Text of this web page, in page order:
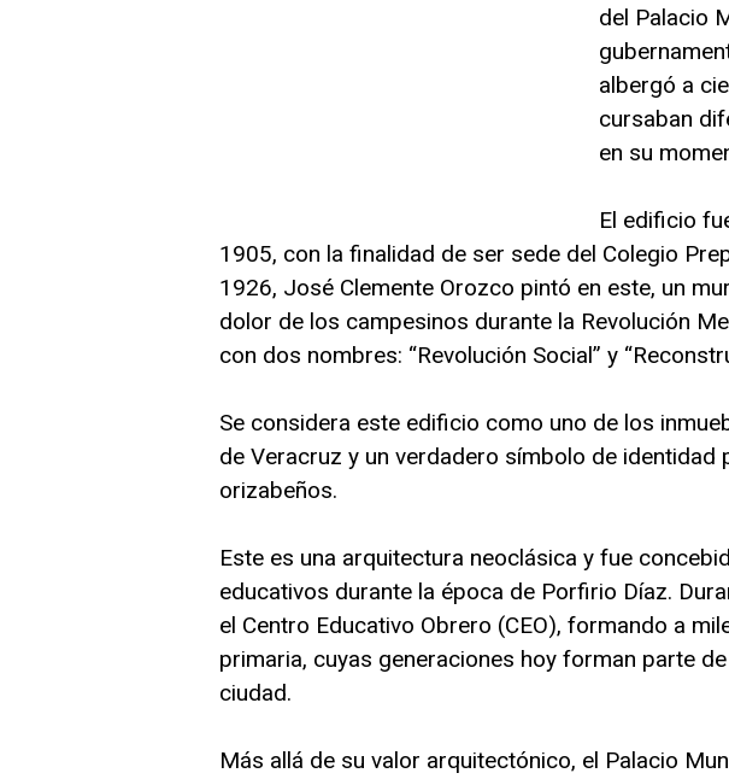
del Palacio
albergó a
cursaban
en su
El edificio
1905, con la finalidad de ser sede del Colegio
1926, José Clemente Orozco pintó en este, un
dolor de los campesinos durante la Revolución
con dos nombres: “Revolución Social” y
Se considera este edificio como uno de los
de Veracruz y un verdadero símbolo de identidad
orizabeños.
Este es una arquitectura neoclásica y fue
educativos durante la época de Porfirio Díaz.
el Centro Educativo Obrero (CEO), formando a
primaria, cuyas generaciones hoy forman parte
ciudad.
Más allá de su valor arquitectónico, el Palacio